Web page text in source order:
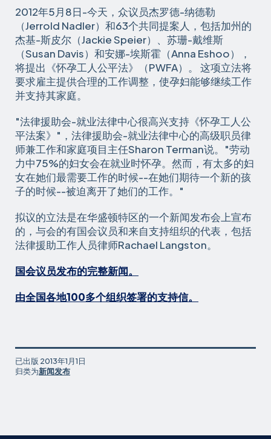
2012年5月8日-今天，众议员杰罗德-纳德勒
（Jerrold Nadler）和63个共同提案人，包括加州的
杰基-斯皮尔（Jackie Speier）、苏珊-戴维斯
（Susan Davis）和安娜-埃斯霍（Anna Eshoo），
将提出《怀孕工人公平法》（PWFA）。 这项立法将
要求雇主提供合理的工作调整，使孕妇能够继续工作
并支持其家庭。
"法律援助会-就业法律中心很高兴支持《怀孕工人公
平法案》"，法律援助会-就业法律中心的高级职员律
师兼工作和家庭项目主任Sharon Terman说。"劳动
力中75%的妇女会在就业时怀孕。然而，有太多的妇
女在她们最需要工作的时候--在她们期待一个新的孩
子的时候--被迫离开了她们的工作。"
拟议的立法是在华盛顿特区的一个新闻发布会上宣布
的，与会的有国会议员和来自支持组织的代表，包括
法律援助工作人员律师Rachael Langston。
国会议员发布的完整新闻。
由全国各地100多个组织签署的支持信。
已出版 2013年1月1日
归类为新闻发布